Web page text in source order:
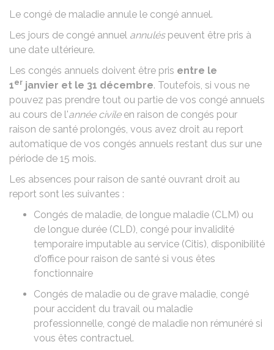
Le congé de maladie annule le congé annuel.
Les jours de congé annuel annuléspeuvent être pris à
une date ultérieure.
Les congés annuels doivent être pris entre le
1er janvier et le 31 décembre. Toutefois, si vous ne
pouvez pas prendre tout ou partie de vos congé annuels
au cours de l'année civileen raison de congés pour
raison de santé prolongés, vous avez droit au report
automatique de vos congés annuels restant dus sur une
période de 15 mois.
Les absences pour raison de santé ouvrant droit au
report sont les suivantes :
Congés de maladie, de longue maladie (CLM) ou
de longue durée (CLD), congé pour invalidité
temporaire imputable au service (Citis), disponibilité
d'office pour raison de santé si vous êtes
fonctionnaire
Congés de maladie ou de grave maladie, congé
pour accident du travail ou maladie
professionnelle, congé de maladie non rémunéré si
vous êtes contractuel.